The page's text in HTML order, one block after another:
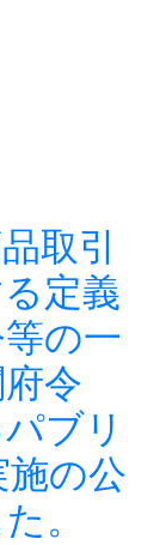
取引
定義
の一
令
ブリ
の公
。